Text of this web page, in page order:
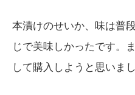
本漬けのせいか、味は普
じで美味しかったです。
して購入しようと思いまし